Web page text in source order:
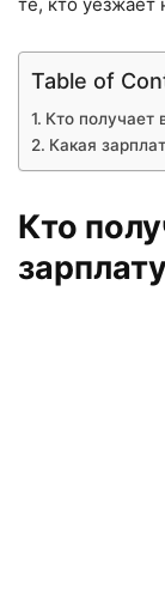
Table of
Кто получает
Какая
Кто